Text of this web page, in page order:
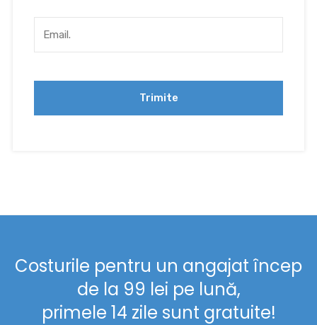
Costurile pentru un angajat încep
de la 99 lei pe lună,
primele 14 zile sunt gratuite!